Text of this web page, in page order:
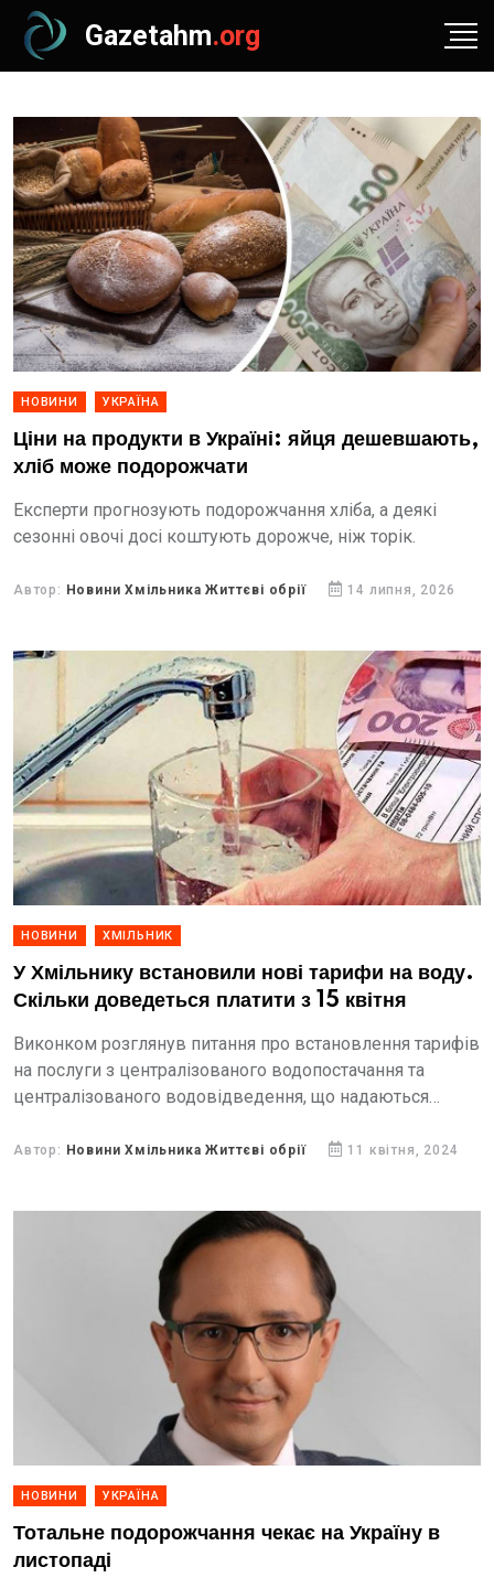
Gazetahm.org
НОВИНИ УКРАЇНА
Ціни на продукти в Україні: яйця дешевшають,
хліб може подорожчати
Експерти прогнозують подорожчання хліба, а деякі
сезонні овочі досі коштують дорожче, ніж торік.
Автор: Новини Хмільника Життєві обрії 14 липня, 2026
НОВИНИ ХМІЛЬНИК
У Хмільнику встановили нові тарифи на воду.
Скільки доведеться платити з 15 квітня
Виконком розглянув питання про встановлення тарифів
на послуги з централізованого водопостачання та
централізованого водовідведення, що надаються
Автор: Новини Хмільника Життєві обрії 11 квітня, 2024
НОВИНИ УКРАЇНА
Тотальне подорожчання чекає на Україну в
листопаді